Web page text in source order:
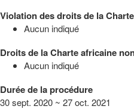
Violation des droits de la
Aucun indiqué
Droits de la Charte africaine
Aucun indiqué
Durée de la procédure
30 sept. 2020 ~ 27 oct. 2021